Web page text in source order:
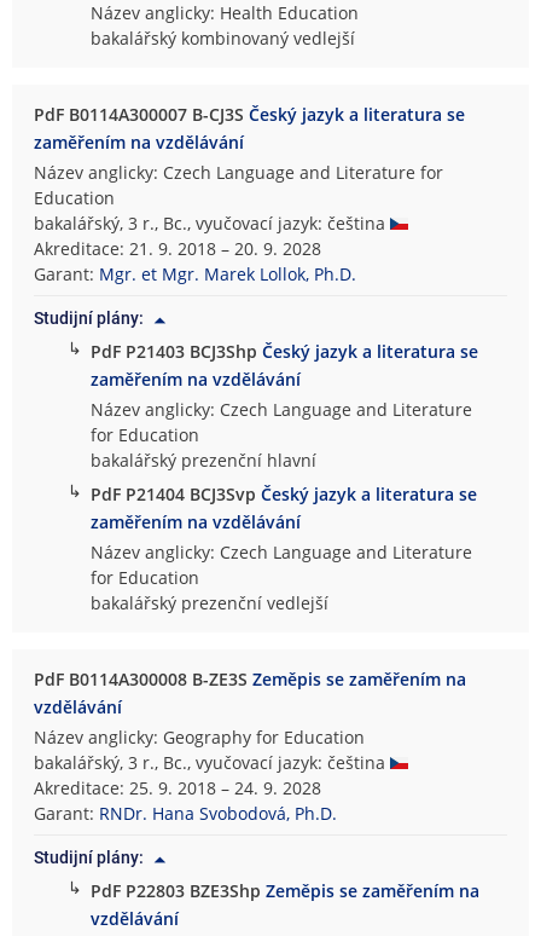
Název anglicky: Health Education
bakalářský kombinovaný vedlejší
PdF B0114A300007 B-CJ3SČeský jazyk a literatura se
zaměřením na vzdělávání
Název anglicky: Czech Language and Literature for
Education
bakalářský, 3 r., Bc., vyučovací jazyk: čeština
Akreditace: 21. 9. 2018 – 20. 9. 2028
Garant: Mgr. et Mgr. Marek Lollok, Ph.D.
Studijní plány:
↳ PdF P21403 BCJ3ShpČeský jazyk a literatura se
zaměřením na vzdělávání
Název anglicky: Czech Language and Literature
for Education
bakalářský prezenční hlavní
↳ PdF P21404 BCJ3SvpČeský jazyk a literatura se
zaměřením na vzdělávání
Název anglicky: Czech Language and Literature
for Education
bakalářský prezenční vedlejší
PdF B0114A300008 B-ZE3SZeměpis se zaměřením na
vzdělávání
Název anglicky: Geography for Education
bakalářský, 3 r., Bc., vyučovací jazyk: čeština
Akreditace: 25. 9. 2018 – 24. 9. 2028
Garant: RNDr. Hana Svobodová, Ph.D.
Studijní plány:
↳ PdF P22803 BZE3ShpZeměpis se zaměřením na
vzdělávání